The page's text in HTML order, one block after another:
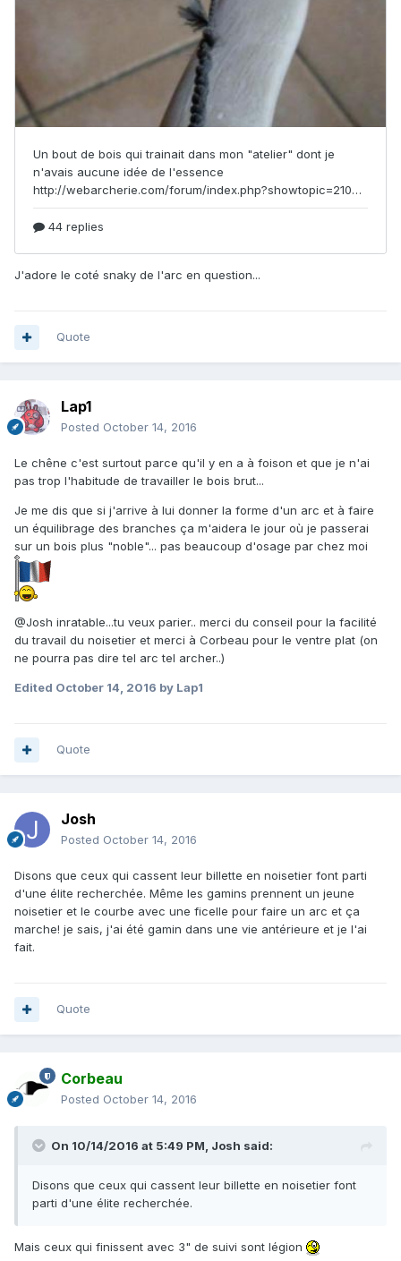
J'adore le coté snaky de l'arc en question...
Quote
Lap1
Posted October 14, 2016
Le chêne c'est surtout parce qu'il y en a à foison et que je n'ai
pas trop l'habitude de travailler le bois brut...
Je me dis que si j'arrive à lui donner la forme d'un arc et à faire
un équilibrage des branches ça m'aidera le jour où je passerai
sur un bois plus "noble"... pas beaucoup d'osage par chez moi
@Josh inratable...tu veux parier.. merci du conseil pour la facilité
du travail du noisetier et merci à Corbeau pour le ventre plat (on
ne pourra pas dire tel arc tel archer..)
Edited October 14, 2016 by Lap1
Quote
Josh
Posted October 14, 2016
Disons que ceux qui cassent leur billette en noisetier font parti
d'une élite recherchée. Même les gamins prennent un jeune
noisetier et le courbe avec une ficelle pour faire un arc et ça
marche! je sais, j'ai été gamin dans une vie antérieure et je l'ai
fait.
Quote
Corbeau
Posted October 14, 2016
On 10/14/2016 at 5:49 PM, Josh said:
Disons que ceux qui cassent leur billette en noisetier font
parti d'une élite recherchée.
Mais ceux qui finissent avec 3" de suivi sont légion